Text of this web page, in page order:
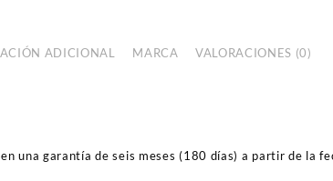
ADICIONAL MARCA VALORACIONES (0)
una garantía de seis meses (180 días) a partir de la